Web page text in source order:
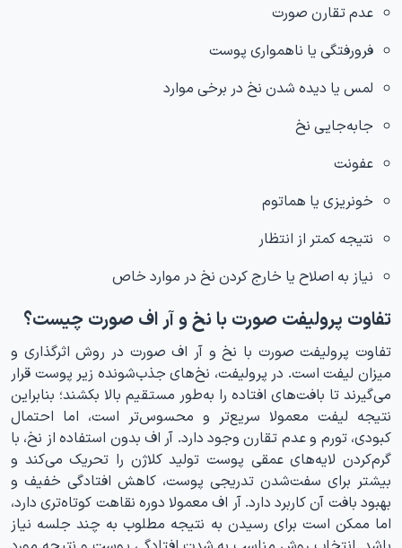
عدم تقارن صورت
فرورفتگی یا ناهمواری پوست
لمس یا دیده شدن نخ در برخی موارد
جابه‌جایی نخ
عفونت
خونریزی یا هماتوم
نتیجه کمتر از انتظار
نیاز به اصلاح یا خارج کردن نخ در موارد خاص
تفاوت پرولیفت صورت با نخ و آر اف صورت چیست؟
تفاوت پرولیفت صورت با نخ و آر اف صورت در روش اثرگذاری و
میزان لیفت است. در پرولیفت، نخ‌های جذب‌شونده زیر پوست قرار
می‌گیرند تا بافت‌های افتاده را به‌طور مستقیم بالا بکشند؛ بنابراین
نتیجه لیفت معمولا سریع‌تر و محسوس‌تر است، اما احتمال
کبودی، تورم و عدم تقارن وجود دارد. آر اف بدون استفاده از نخ، با
گرم‌کردن لایه‌های عمقی پوست تولید کلاژن را تحریک می‌کند و
بیشتر برای سفت‌شدن تدریجی پوست، کاهش افتادگی خفیف و
بهبود بافت آن کاربرد دارد. آر اف معمولا دوره نقاهت کوتاه‌تری دارد،
اما ممکن است برای رسیدن به نتیجه مطلوب به چند جلسه نیاز